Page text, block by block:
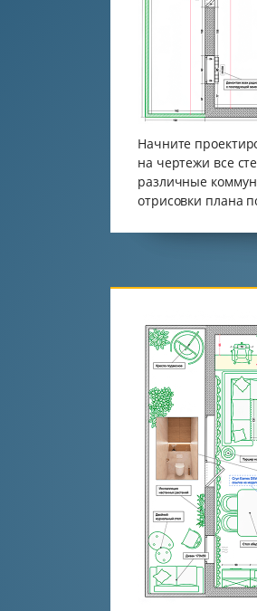
Начните
на чертежи все
различные
отрисовки плана